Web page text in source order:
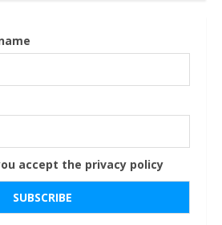
accept the privacy policy